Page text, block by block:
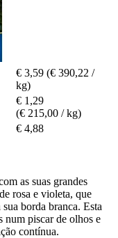
€ 3,59 (€ 390,22 /
kg)
€ 1,29
(€ 215,00 / kg)
€ 4,88
as suas grandes
rosa e violeta, que
borda branca. Esta
num piscar de olhos e
contínua.